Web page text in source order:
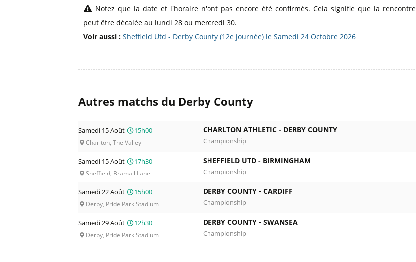
Notez que la date et l'horaire n'ont pas encore été confirmés. Cela signifie que la rencontre
peut être décalée au lundi 28 ou mercredi 30.
Voir aussi : Sheffield Utd - Derby County (12e journée) le Samedi 24 Octobre 2026
Autres matchs du Derby County
Samedi 15 Août 15h00
Charlton, The Valley
CHARLTON ATHLETIC - DERBY COUNTY
Championship
Samedi 15 Août
17h30
Sheffield, Bramall Lane
SHEFFIELD UTD - BIRMINGHAM
Championship
Samedi 22 Août
15h00
Derby, Pride Park Stadium
DERBY COUNTY - CARDIFF
Championship
Samedi 29 Août
12h30
Derby, Pride Park Stadium
DERBY COUNTY - SWANSEA
Championship